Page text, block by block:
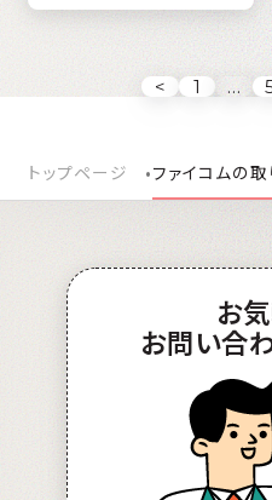
< 1 …
トップページ ファイコムの
お
お問い合